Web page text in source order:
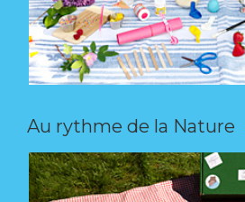
Au rythme de la Nature